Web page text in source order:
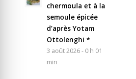
chermoula et à la
semoule épicée
d’après Yotam
Ottolenghi *
3 août 2026 - 0 h 01
min